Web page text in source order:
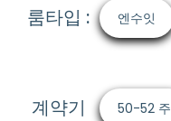
룸타입 : 엔수잇
계약기
50-52 주